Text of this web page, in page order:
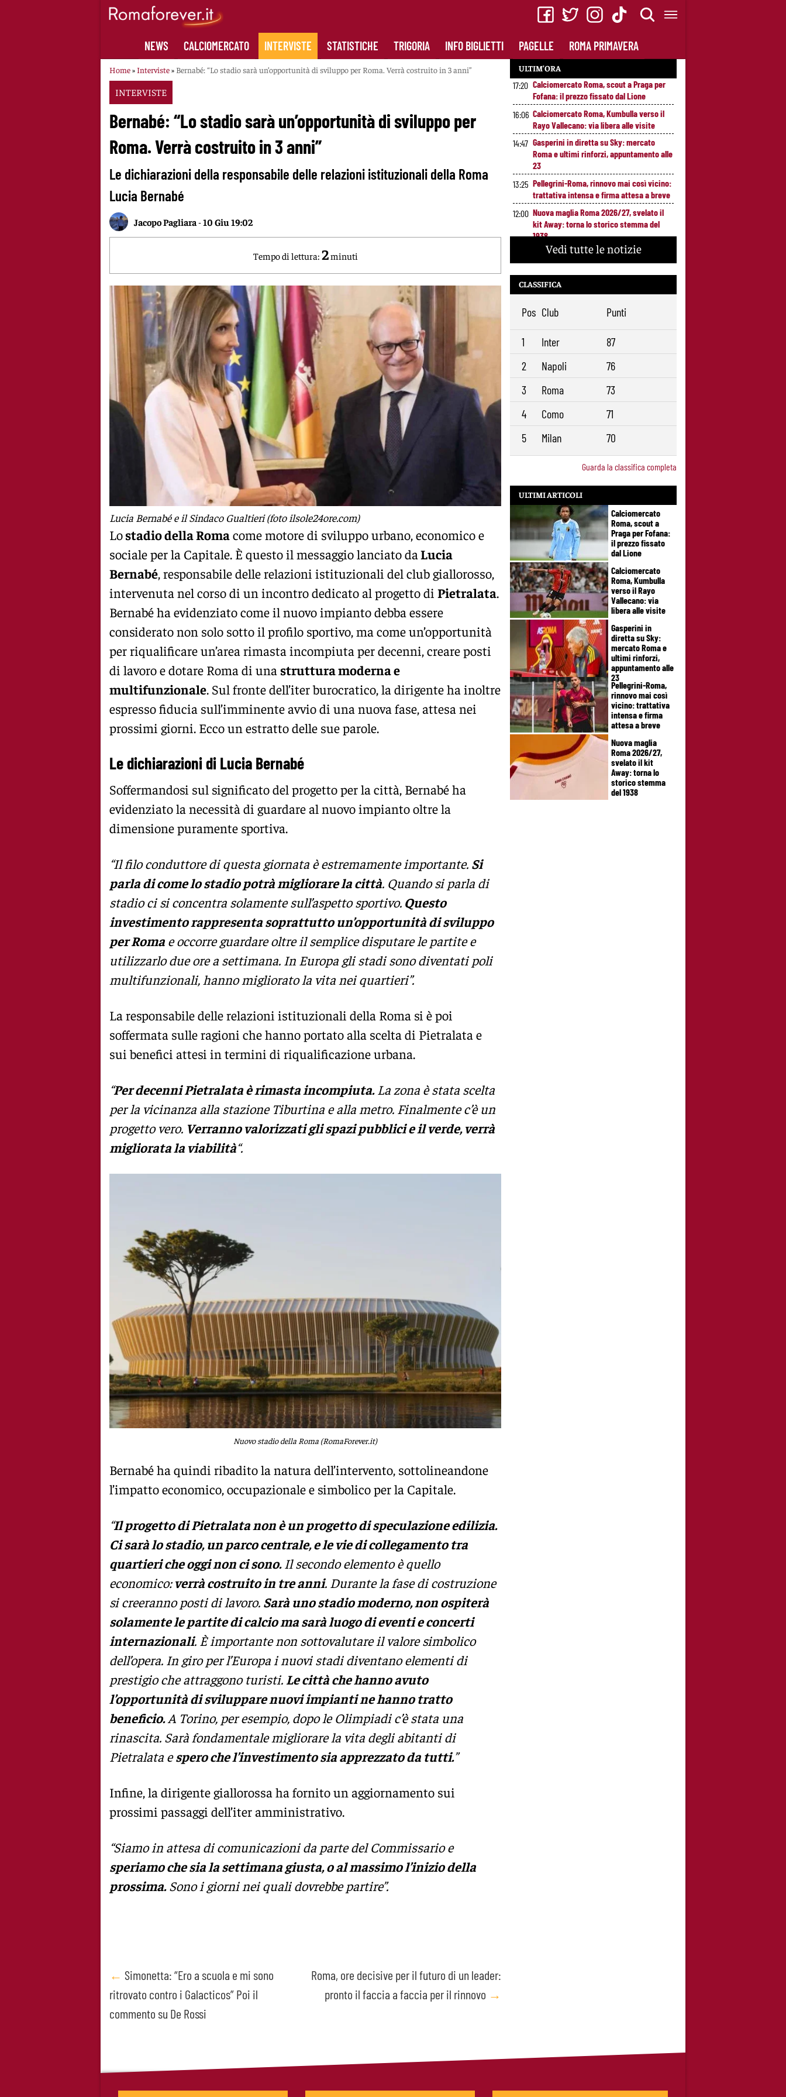
NEWS CALCIOMERCATO INTERVISTE STATISTICHE TRIGORIA INFO BIGLIETTI PAGELLE ROMA PRIMAVERA
Home»Interviste» Bernabé: “Lo stadio sarà un’opportunità di sviluppo per Roma. Verrà costruito in 3 anni”
INTERVISTE
Bernabé: “Lo stadio sarà un’opportunità di sviluppo per
Roma. Verrà costruito in 3 anni”
Le dichiarazioni della responsabile delle relazioni istituzionali della Roma
Lucia Bernabé
Jacopo Pagliara -10 Giu 19:02
Tempo di lettura: 2minuti
Lucia Bernabé e il Sindaco Gualtieri (foto ilsole24ore.com)
Lostadio della Romacome motore di sviluppo urbano, economico e
sociale per la Capitale. È questo il messaggio lanciato daLucia
Bernabé, responsabile delle relazioni istituzionali del club giallorosso,
intervenuta nel corso di un incontro dedicato al progetto di Pietralata.
Bernabé ha evidenziato come il nuovo impianto debba essere
considerato non solo sotto il profilo sportivo, ma come un’opportunità
per riqualificare un’area rimasta incompiuta per decenni, creare posti
di lavoro e dotare Roma di una struttura moderna e
multifunzionale. Sul fronte dell’iter burocratico, la dirigente ha inoltre
espresso fiducia sull’imminente avvio di una nuova fase, attesa nei
prossimi giorni. Ecco un estratto delle sue parole.
Le dichiarazioni di Lucia Bernabé
Soffermandosi sul significato del progetto per la città, Bernabé ha
evidenziato la necessità di guardare al nuovo impianto oltre la
dimensione puramente sportiva.
“Il filo conduttore di questa giornata è estremamente importante. Si
parla di come lo stadio potrà migliorare la città. Quando si parla di
stadio ci si concentra solamente sull’aspetto sportivo. Questo
investimento rappresenta soprattutto un’opportunità di sviluppo
per Roma e occorre guardare oltre il semplice disputare le partite e
utilizzarlo due ore a settimana. In Europa gli stadi sono diventati poli
multifunzionali, hanno migliorato la vita nei quartieri”.
La responsabile delle relazioni istituzionali della Roma si è poi
soffermata sulle ragioni che hanno portato alla scelta di Pietralata e
sui benefici attesi in termini di riqualificazione urbana.
“Per decenni Pietralata è rimasta incompiuta.La zona è stata scelta
per la vicinanza alla stazione Tiburtina e alla metro. Finalmente c’è un
progetto vero. Verranno valorizzati gli spazi pubblici e il verde, verrà
migliorata la viabilità“.
Nuovo stadio della Roma (RomaForever.it)
Bernabé ha quindi ribadito la natura dell’intervento, sottolineandone
l’impatto economico, occupazionale e simbolico per la Capitale.
“Il progetto di Pietralata non è un progetto di speculazione edilizia.
Ci sarà lo stadio, un parco centrale, e le vie di collegamento tra
quartieri che oggi non ci sono.Il secondo elemento è quello
economico:verrà costruito in tre anni. Durante la fase di costruzione
si creeranno posti di lavoro. Sarà uno stadio moderno, non ospiterà
solamente le partite di calcio ma sarà luogo di eventi e concerti
internazionali. È importante non sottovalutare il valore simbolico
dell’opera. In giro per l’Europa i nuovi stadi diventano elementi di
prestigio che attraggono turisti. Le città che hanno avuto
l’opportunità di sviluppare nuovi impianti ne hanno tratto
beneficio.A Torino, per esempio, dopo le Olimpiadi c’è stata una
rinascita. Sarà fondamentale migliorare la vita degli abitanti di
Pietralata espero che l’investimento sia apprezzato da tutti.”
Infine, la dirigente giallorossa ha fornito un aggiornamento sui
prossimi passaggi dell’iter amministrativo.
“Siamo in attesa di comunicazioni da parte del Commissario e
speriamo che sia la settimana giusta, o al massimo l’inizio della
prossima.Sono i giorni nei quali dovrebbe partire”.
Post
navigation
← Simonetta: “Ero a scuola e mi sono
ritrovato contro i Galacticos” Poi il
commento su De Rossi
Roma, ore decisive per il futuro di un leader:
pronto il faccia a faccia per il rinnovo →
ULTIM’ORA
17:20 Calciomercato Roma, scout a Praga per
Fofana: il prezzo fissato dal Lione
16:06 Calciomercato Roma, Kumbulla verso il
Rayo Vallecano: via libera alle visite
14:47 Gasperini in diretta su Sky: mercato
Roma e ultimi rinforzi, appuntamento alle
23
13:25 Pellegrini-Roma, rinnovo mai così vicino:
trattativa intensa e firma attesa a breve
12:00 Nuova maglia Roma 2026/27, svelato il
kit Away: torna lo storico stemma del
1938
Alajbegovic, Pjanic svela il ruolo: perché il
talento seguito dalla Roma ha scelto la
Juventus
9:29
Roma, il mercato ora è nelle sue mani:
Vedi tutte le notizie
CLASSIFICA
Pos Club Punti
1 Inter
87
2
Napoli
76
3
Roma
73
4
Como
71
5
Milan 70
Guarda la classifica completa
ULTIMI ARTICOLI
Calciomercato
Roma, scout a
Praga per Fofana:
il prezzo fissato
dal Lione
Calciomercato
Roma, Kumbulla
verso il Rayo
Vallecano: via
libera alle visite
Gasperini in
diretta su Sky:
mercato Roma e
ultimi rinforzi,
appuntamento alle
23
Pellegrini-Roma,
rinnovo mai così
vicino: trattativa
intensa e firma
attesa a breve
Nuova maglia
Roma 2026/27,
svelato il kit
Away: torna lo
storico stemma
del 1938